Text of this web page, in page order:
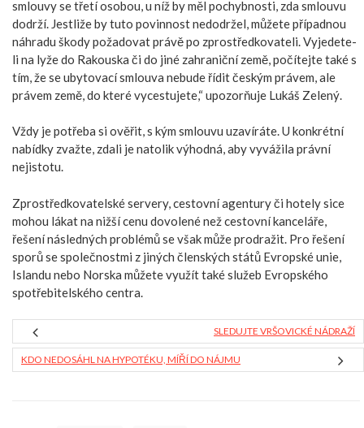
smlouvy se třetí osobou, u níž by měl pochybnosti, zda smlouvu
dodrží. Jestliže by tuto povinnost nedodržel, můžete případnou
náhradu škody požadovat právě po zprostředkovateli. Vyjedete-
li na lyže do Rakouska či do jiné zahraniční země, počítejte také s
tím, že se ubytovací smlouva nebude řídit českým právem, ale
právem země, do které vycestujete,“ upozorňuje Lukáš Zelený.
Vždy je potřeba si ověřit, s kým smlouvu uzavíráte. U konkrétní
nabídky zvažte, zdali je natolik výhodná, aby vyvážila právní
nejistotu.
Zprostředkovatelské servery, cestovní agentury či hotely sice
mohou lákat na nižší cenu dovolené než cestovní kanceláře,
řešení následných problémů se však může prodražit. Pro řešení
sporů se společnostmi z jiných členských států Evropské unie,
Islandu nebo Norska můžete využít také služeb Evropského
spotřebitelského centra.
SLEDUJTE VRŠOVICKÉ NÁDRAŽÍ
KDO NEDOSÁHL NA HYPOTÉKU, MÍŘÍ DO NÁJMU